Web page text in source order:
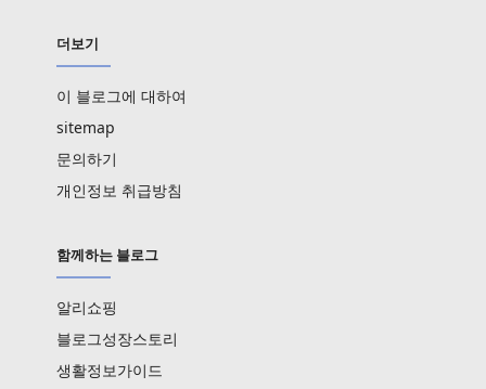
더보기
이 블로그에 대하여
sitemap
문의하기
개인정보 취급방침
함께하는 블로그
알리쇼핑
블로그성장스토리
생활정보가이드